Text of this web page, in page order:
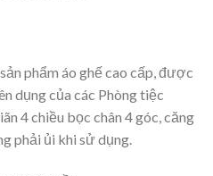
phẩm áo ghế cao cấp, được
dụng của các Phòng tiệc
4 chiều bọc chân 4 góc, căng
phải ủi khi sử dụng.